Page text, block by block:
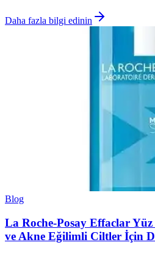
Daha fazla bilgi edinin
Blog
La Roche-Posay Effaclar Yüz
ve Akne Eğilimli Ciltler İçin